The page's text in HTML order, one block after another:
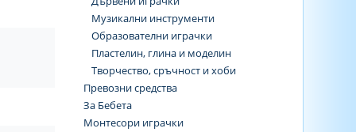
Музикални инструменти
Образователни играчки
Пластелин, глина и моделин
Творчество, сръчност и хоби
Превозни средства
За Бебета
Монтесори играчки